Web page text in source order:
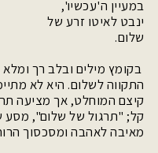
במעיין ה'עכשיו',
ינבט לאיטו זרע של
שלום.
בקומץ מילים ובלב רך
התקווה לשלום. היא לא
קיצם המוחלט, אך מציעה
קל; "תרגול של שלום",
מאיבה לאהבה ומסכסוך